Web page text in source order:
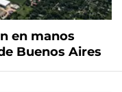
en manos
Buenos Aires